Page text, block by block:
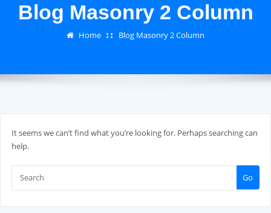
Blog Masonry 2 Column
Home Blog Masonry 2 Column
It seems we can’t find what you’re looking for. Perhaps searching can
help.
Go